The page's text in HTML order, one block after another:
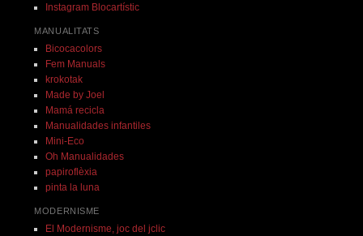
Instagram Blocartístic
MANUALITATS
Bicocacolors
Fem Manuals
krokotak
Made by Joel
Mamá recicla
Manualidades infantiles
Mini-Eco
Oh Manualidades
papiroflèxia
pinta la luna
MODERNISME
El Modernisme, joc del jclic